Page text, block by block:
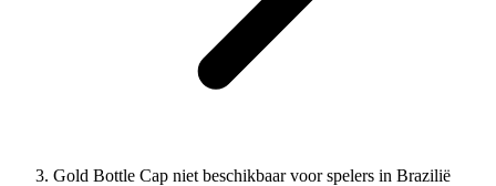
Gold Bottle Cap niet beschikbaar voor spelers in Brazilië